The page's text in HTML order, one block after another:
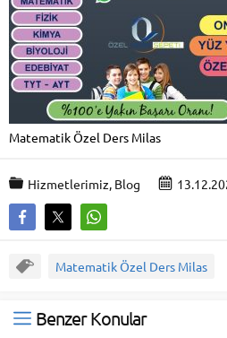
Matematik Özel Ders Milas
Hizmetlerimiz, Blog
Matematik Özel Ders Milas
Benzer Konular